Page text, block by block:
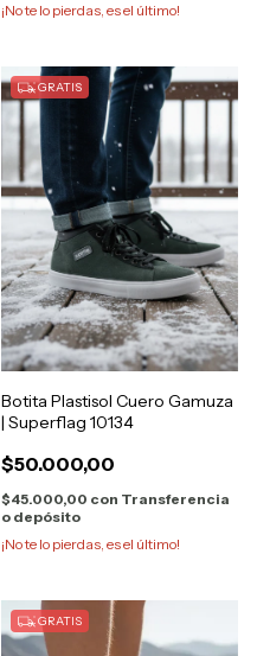
¡No te lo pierdas, es el último!
GRATIS
Botita Plastisol Cuero Gamuza
| Superflag 10134
$50.000,00
$45.000,00 con Transferencia
o depósito
¡No te lo pierdas, es el último!
GRATIS